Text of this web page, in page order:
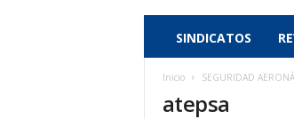
Sindical
SINDICATOS
Inicio SEGURIDAD
atepsa